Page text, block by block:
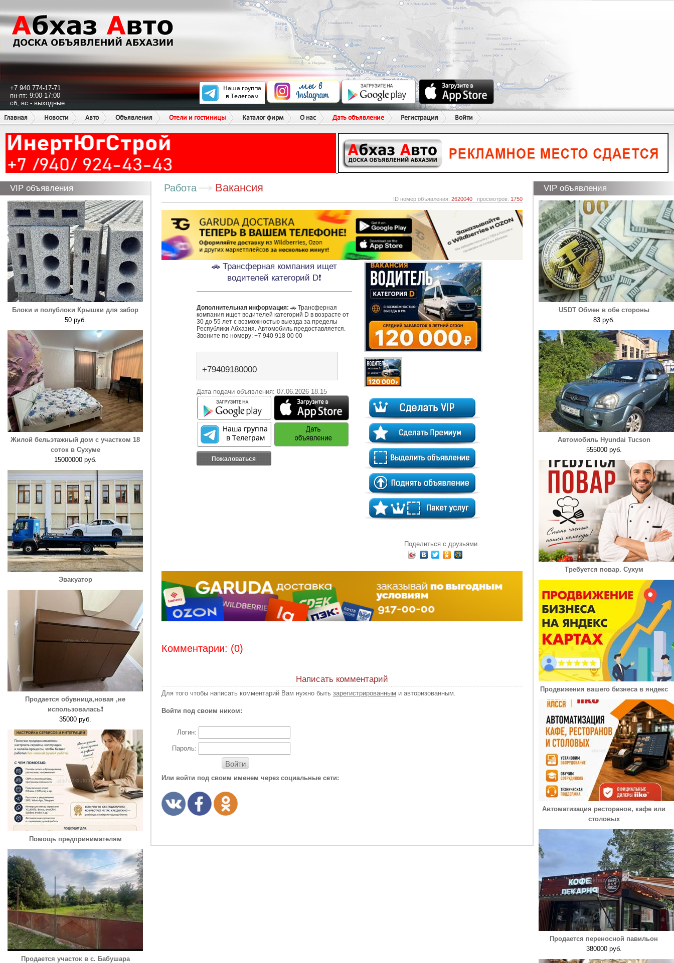
+7 940 774-17-71
пн-пт: 9:00-17:00
сб, вс - выходные
Главная
Новости Авто Объявления Отели и гостиницы Каталог фирм О нас Дать объявление Регистрация Войти
VIP объявления
Блоки и полублоки Крышки для забор
50 руб.
Жилой бельэтажный дом с участком 18
соток в Сухуме
15000000 руб.
Эвакуатор
Продается обувница,новая ,не
использовалась❗️
35000 руб.
Помощь предпринимателям
Продается участок в с. Бабушара
Работа Вакансия
ID номер объявления: 2620040 просмотров: 1750
🚗 Трансферная компания ищет
водителей категорий D❗️
Дополнительная информация: 🚗 Трансферная
компания ищет водителей категорий D в возрасте от
30 до 55 лет с возможностью выезда за пределы
Республики Абхазия. Автомобиль предоставляется.
Звоните по номеру: +7 940 918 00 00
+79409180000
Дата подачи объявления: 07.06.2026 18.15
Пожаловаться
Поделиться с друзьями
Комментарии: (0)
Написать комментарий
Для того чтобы написать комментарий Вам нужно быть зарегистрированным и авторизованным.
Войти под своим ником:
Логин:
Пароль:
Войти
Или войти под своим именем через социальные сети:
VIP объявления
USDT Обмен в обе стороны
83 руб.
Автомобиль Hyundai Tucson
555000 руб.
Требуется повар. Сухум
Продвижения вашего бизнеса в яндекс
Автоматизация ресторанов, кафе или
столовых
Продается переносной павильон
380000 руб.